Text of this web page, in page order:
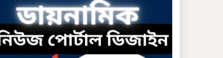
ছাতক থানার পুলিশ সদস্য
সংগীতে শ্রেষ্ঠ শিল্পী নির্বাচিত